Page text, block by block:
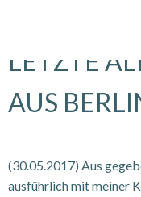
LETZTE
AUS
(30.05.2017) Aus
ausführlich mit meiner